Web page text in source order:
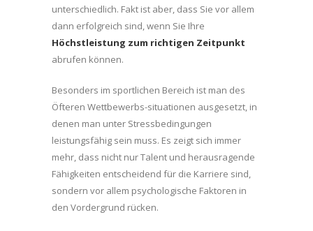
unterschiedlich. Fakt ist aber, dass Sie vor allem
dann erfolgreich sind, wenn Sie Ihre
Höchstleistung zum richtigen Zeitpunkt
abrufen können.
Besonders im sportlichen Bereich ist man des
Öfteren Wettbewerbs-situationen ausgesetzt, in
denen man unter Stressbedingungen
leistungsfähig sein muss. Es zeigt sich immer
mehr, dass nicht nur Talent und herausragende
Fähigkeiten entscheidend für die Karriere sind,
sondern vor allem psychologische Faktoren in
den Vordergrund rücken.